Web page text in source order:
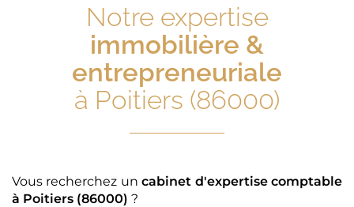
Notre expertise
immobilière &
entrepreneuriale
à Poitiers (86000)
Vous recherchez uncabinet d'expertise comptable
à Poitiers (86000) ?